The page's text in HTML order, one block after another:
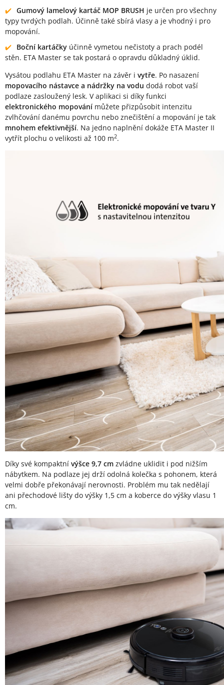
Gumový lamelový kartáč MOP BRUSH je určen pro všechny
typy tvrdých podlah. Účinně také sbírá vlasy a je vhodný i pro
mopování.
Boční kartáčky účinně vymetou nečistoty a prach podél
stěn. ETA Master se tak postará o opravdu důkladný úklid.
Vysátou podlahu ETA Master na závěr i vytře. Po nasazení
mopovacího nástavce a nádržky na vodu dodá robot vaší
podlaze zasloužený lesk. V aplikaci si díky funkci
elektronického mopování můžete přizpůsobit intenzitu
zvlhčování danému povrchu nebo znečištění a mopování je tak
mnohem efektivnější. Na jedno naplnění dokáže ETA Master II
vytřít plochu o velikosti až 100 m2.
Díky své kompaktní výšce 9,7 cm zvládne uklidit i pod nižším
nábytkem. Na podlaze jej drží odolná kolečka s pohonem, která
velmi dobře překonávají nerovnosti. Problém mu tak nedělají
ani přechodové lišty do výšky 1,5 cm a koberce do výšky vlasu 1
cm.